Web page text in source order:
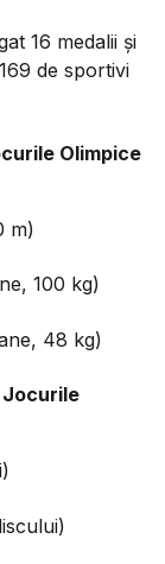
16 medalii și
de sportivi
Olimpice
m)
100 kg)
48 kg)
Jocurile